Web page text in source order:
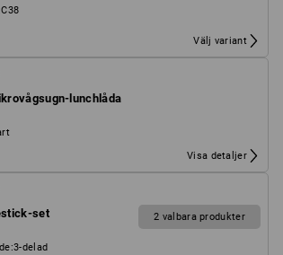
C38
Välj variant
lunchlåda
Visa detaljer
set
:3-delad
2 valbara produkter